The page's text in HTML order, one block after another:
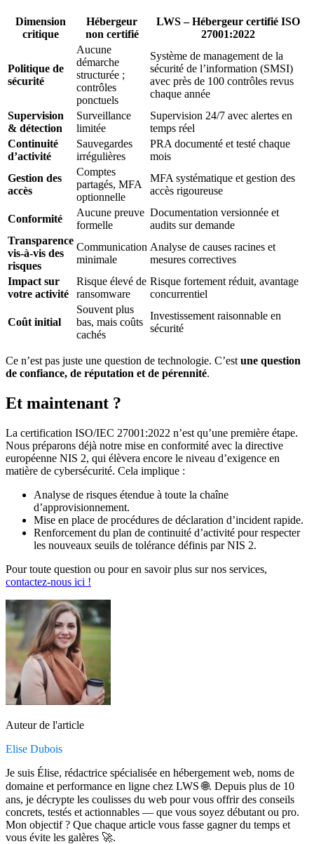
Dimension
critique
Hébergeur
non certifié
LWS – Hébergeur certifié ISO
27001:2022
Politique de
sécurité
Aucune
démarche
structurée ;
contrôles
ponctuels
Système de management de la
sécurité de l’information (SMSI)
avec près de 100 contrôles revus
chaque année
Supervision
& détection
Surveillance
limitée
Supervision 24/7 avec alertes en
temps réel
Continuité
d’activité
Sauvegardes
irrégulières
PRA documenté et testé chaque
mois
Gestion des
accès
Comptes
partagés, MFA
optionnelle
MFA systématique et gestion des
accès rigoureuse
Conformité
Aucune preuve
formelle
Documentation versionnée et
audits sur demande
Transparence
vis-à-vis des
risques
Communication
minimale
Analyse de causes racines et
mesures correctives
Impact sur
votre activité
Risque élevé de
ransomware
Risque fortement réduit, avantage
concurrentiel
Coût initial
Souvent plus
bas, mais coûts
cachés
Investissement raisonnable en
sécurité
Ce n’est pas juste une question de technologie. C’est une question
de confiance, de réputation et de pérennité.
Et maintenant ?
La certification ISO/IEC 27001:2022 n’est qu’une première étape.
Nous préparons déjà notre mise en conformité avec la directive
européenne NIS 2, qui élèvera encore le niveau d’exigence en
matière de cybersécurité. Cela implique :
Analyse de risques étendue à toute la chaîne
d’approvisionnement.
Mise en place de procédures de déclaration d’incident rapide.
Renforcement du plan de continuité d’activité pour respecter
les nouveaux seuils de tolérance définis par NIS 2.
Pour toute question ou pour en savoir plus sur nos services,
contactez-nous ici !
Auteur de l'article
Elise Dubois
Je suis Élise, rédactrice spécialisée en hébergement web, noms de
domaine et performance en ligne chez LWS 🌐. Depuis plus de 10
ans, je décrypte les coulisses du web pour vous offrir des conseils
concrets, testés et actionnables — que vous soyez débutant ou pro.
Mon objectif ? Que chaque article vous fasse gagner du temps et
vous évite les galères 🚀.